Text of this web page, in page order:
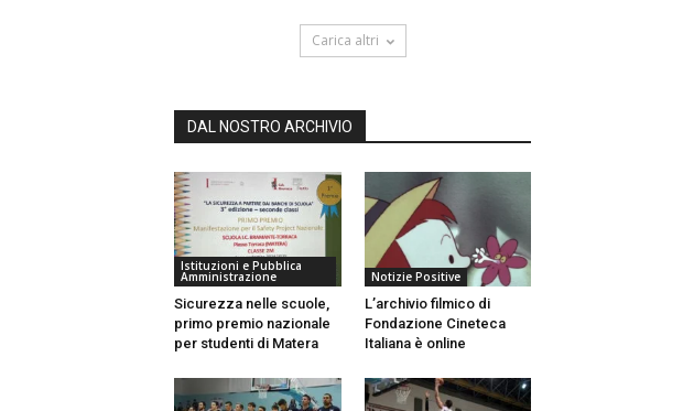
Carica altri
DAL NOSTRO ARCHIVIO
Istituzioni e Pubblica
Amministrazione
Sicurezza nelle scuole,
primo premio nazionale
per studenti di Matera
Notizie Positive
L’archivio filmico di
Fondazione Cineteca
Italiana è online